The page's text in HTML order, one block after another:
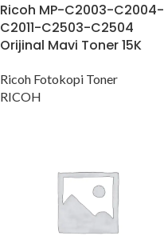
Ricoh MP-C2003-C2004-
C2011-C2503-C2504
Orijinal Mavi Toner 15K
Ricoh Fotokopi Toner
RICOH